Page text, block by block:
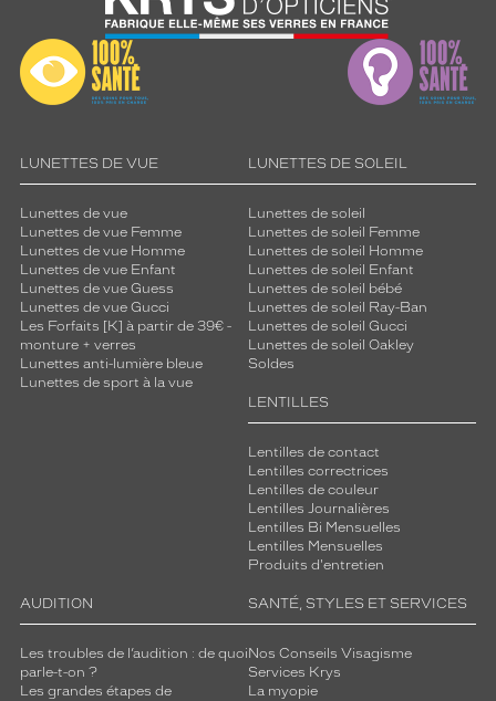
LUNETTES DE VUE
Lunettes de vue
Lunettes de vue Femme
Lunettes de vue Homme
Lunettes de vue Enfant
Lunettes de vue Guess
Lunettes de vue Gucci
Les Forfaits [K] à partir de 39€ -
monture + verres
Lunettes anti-lumière bleue
Lunettes de sport à la vue
LUNETTES DE SOLEIL
Lunettes de soleil
Lunettes de soleil Femme
Lunettes de soleil Homme
Lunettes de soleil Enfant
Lunettes de soleil bébé
Lunettes de soleil Ray-Ban
Lunettes de soleil Gucci
Lunettes de soleil Oakley
Soldes
LENTILLES
Lentilles de contact
Lentilles correctrices
Lentilles de couleur
Lentilles Journalières
Lentilles Bi Mensuelles
Lentilles Mensuelles
Produits d'entretien
AUDITION
Les troubles de l’audition : de quoi
parle-t-on ?
Les grandes étapes de
SANTÉ, STYLES ET SERVICES
Nos Conseils Visagisme
Services Krys
La myopie